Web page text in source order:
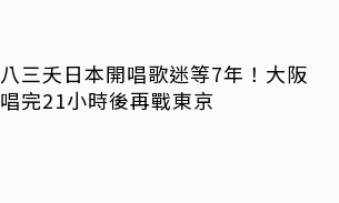
八三夭日本開唱歌迷等7年！大阪
唱完21小時後再戰東京